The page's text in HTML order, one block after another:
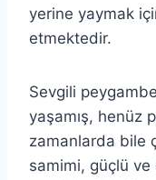
yerine yaymak
etmektedir.
Sevgili
yaşamış, henüz
zamanlarda bile
samimi, güçlü ve